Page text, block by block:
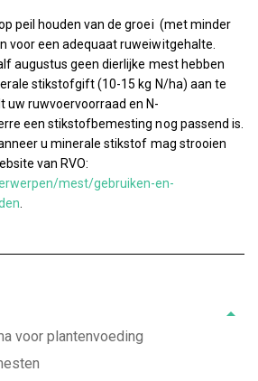
peil houden van de groei (met minder
voor een adequaat ruweiwitgehalte.
augustus geen dierlijke mest hebben
stikstofgift (10-15 kg N/ha) aan te
uw ruwvoervoorraad en N-
een stikstofbemesting nog passend is.
u minerale stikstof mag strooien
van RVO:
mest/gebruiken-en-
voor plantenvoeding